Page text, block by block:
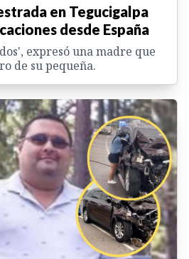
en Tegucigalpa
desde España
expresó una madre que
de su pequeña.